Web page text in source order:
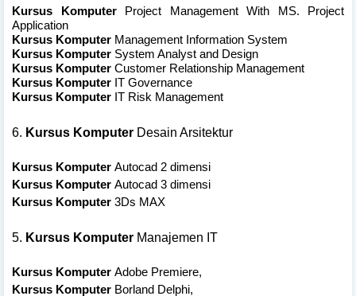
Kursus KomputerProject Management With MS. Project
Application
Kursus Komputer Management Information System
Kursus Komputer System Analyst and Design
Kursus Komputer Customer Relationship Management
Kursus Komputer IT Governance
Kursus Komputer IT Risk Management
6. Kursus Komputer Desain Arsitektur
Kursus Komputer Autocad 2 dimensi
Kursus Komputer Autocad 3 dimensi
Kursus Komputer 3Ds MAX
5. Kursus Komputer Manajemen IT
Kursus Komputer Adobe Premiere,
Kursus Komputer Borland Delphi,